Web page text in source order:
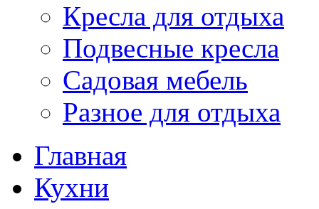
Кресла для отдыха
Подвесные кресла
Садовая мебель
Разное для отдыха
Главная
Кухни